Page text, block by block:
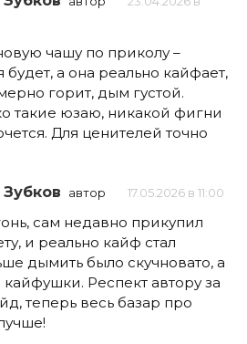
чашу по приколу –
будет, а она реально кайфает,
горит, дым густой.
такие юзаю, никакой фигни
Для ценителей точно
автор 17.05.2026 в 11:00
сам недавно прикупил
и реально кайф стал
дымить было скучновато, а
Респект автору за
теперь весь базар про